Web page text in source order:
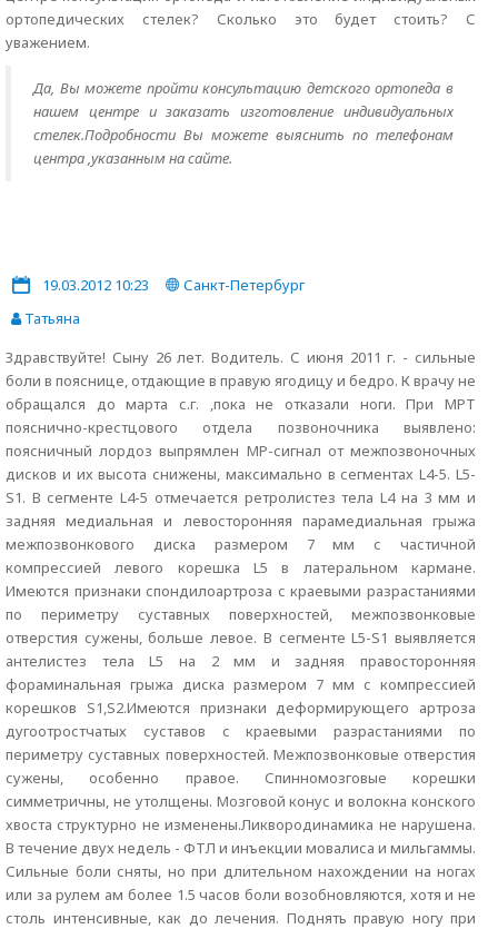
ортопедических стелек? Сколько это будет стоить? С
уважением.
Да, Вы можете пройти консультацию детского ортопеда в
нашем центре и заказать изготовление индивидуальных
стелек.Подробности Вы можете выяснить по телефонам
центра ,указанным на сайте.
19.03.2012 10:23
Санкт-Петербург
Татьяна
Здравствуйте! Сыну 26 лет. Водитель. С июня 2011 г. - сильные
боли в пояснице, отдающие в правую ягодицу и бедро. К врачу не
обращался до марта с.г. ,пока не отказали ноги. При МРТ
пояснично-крестцового отдела позвоночника выявлено:
поясничный лордоз выпрямлен МР-сигнал от межпозвоночных
дисков и их высота снижены, максимально в сегментах L4-5. L5-
S1. В сегменте L4-5 отмечается ретролистез тела L4 на 3 мм и
задняя медиальная и левосторонняя парамедиальная грыжа
межпозвонкового диска размером 7 мм с частичной
компрессией левого корешка L5 в латеральном кармане.
Имеются признаки спондилоартроза с краевыми разрастаниями
по периметру суставных поверхностей, межпозвонковые
отверстия сужены, больше левое. В сегменте L5-S1 выявляется
антелистез тела L5 на 2 мм и задняя правосторонняя
фораминальная грыжа диска размером 7 мм с компрессией
корешков S1,S2.Имеются признаки деформирующего артроза
дугоотростчатых суставов с краевыми разрастаниями по
периметру суставных поверхностей. Межпозвонковые отверстия
сужены, особенно правое. Спинномозговые корешки
симметричны, не утолщены. Мозговой конус и волокна конского
хвоста структурно не изменены.Ликвородинамика не нарушена.
В течение двух недель - ФТЛ и инъекции мовалиса и мильгаммы.
Сильные боли сняты, но при длительном нахождении на ногах
или за рулем ам более 1.5 часов боли возобновляются, хотя и не
столь интенсивные, как до лечения. Поднять правую ногу при